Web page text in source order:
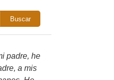
Buscar
padre, he
a mis